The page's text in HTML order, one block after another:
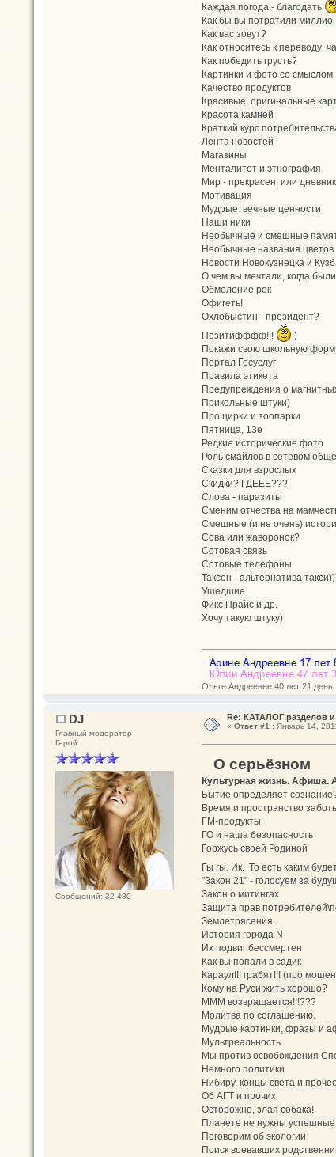
Каждая погода - благодать
Как бы вы потратили
Как вас зовут?
Как относитесь к переводу
Как победить грусть?
Картинки и фото со смыслом
Качество продуктов
Красивые, оригинальные
Красота камней
Краткий курс
Лента новостей
Магазины
Менталитет и этнография
Мир - прекрасен, или
Мотивация
Мудрые вечные ценности
Наши ники
Необычные и смешные
Необычные названия цветов
Новости Новокузнецка и
О чем вы мечтали, когда
Обмеление рек
Офигеть!
Охлобыстин - президент?
Позитифффф!!!
)
Покажи свою школьную
Портал Госуслуг
Правила этикета
Предупреждения о
Прикольные штуки)
Про цирки и зоопарки
Пятница, 13е
Редкие исторические фото
Роль смайлов в сетевом
Сказки для взрослых
Скидки? ГДЕЕЕ???
Слова - паразиты
Сменим отчества на
Смешные (и не очень)
Сова или жаворонок?
Сотовая связь
Сотовые телефоны
Таксон - альтернатива
Ушедшие
Фикс Прайс и др.
Хочу такую штуку)
Ольге Андреевне 40 лет 21 день
DJ
Главный модератор
Герой
Сообщений: 32 480
Re: КАТАЛОГ разделов и
« Ответ #1 :Январь 14,
О серьёзном
Культурная жизнь. Афиша.
Бытие определяет
Время и пространство
ГМ-продукты
ГО и наша безопасность
Горжусь своей Родиной
Гы гы. Ик. То есть каким
"Закон 21" - голосуем за
Закон о митингах
Защита прав
Землетрясения.
История города N
Их подвиг бессмертен
Как вы попали в садик
Караул!!! грабят!!! (про
Кому на Руси жить хорошо?
МММ возвращается!!!???
Молитва по соглашению.
Мудрые картинки, фразы и
Мультреальность
Мы против освобождения
Немного политики
Нибиру, концы света и
Об АГТ и прочих
Осторожно, злая собака!
Планете не нужны
Поговорим об экологии
Поиск воевавших